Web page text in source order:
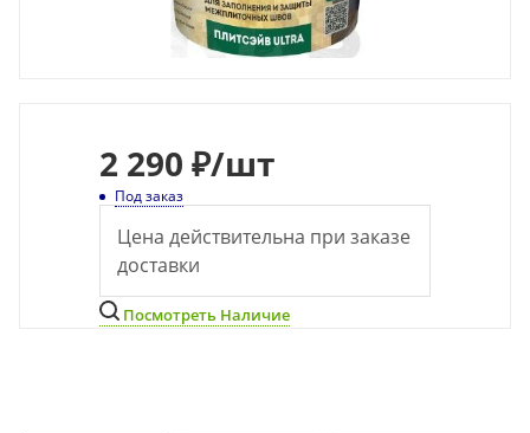
2 290 ₽/шт
Под заказ
Цена действительна при заказе
доставки
Посмотреть Наличие